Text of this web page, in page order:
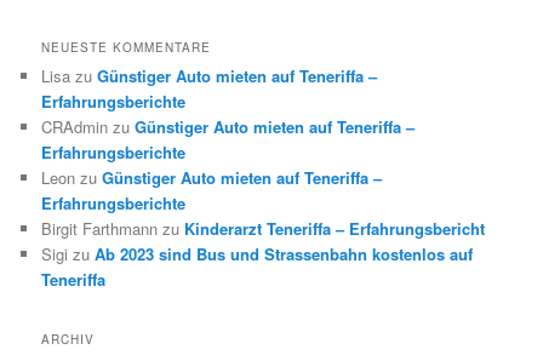
NEUESTE KOMMENTARE
Lisa zuGünstiger Auto mieten auf Teneriffa –
Erfahrungsberichte
CRAdmin zuGünstiger Auto mieten auf Teneriffa –
Erfahrungsberichte
Leon zuGünstiger Auto mieten auf Teneriffa –
Erfahrungsberichte
Birgit Farthmann zu Kinderarzt Teneriffa – Erfahrungsbericht
Sigi zuAb 2023 sind Bus und Strassenbahn kostenlos auf
Teneriffa
ARCHIV